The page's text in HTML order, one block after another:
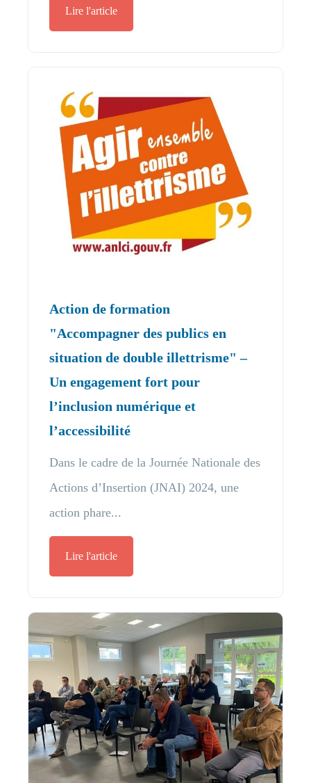
Lire l'article
Action de formation
"Accompagner des publics en
situation de double illettrisme" –
Un engagement fort pour
l’inclusion numérique et
l’accessibilité
Dans le cadre de la Journée Nationale des
Actions d’Insertion (JNAI) 2024, une
action phare...
Lire l'article